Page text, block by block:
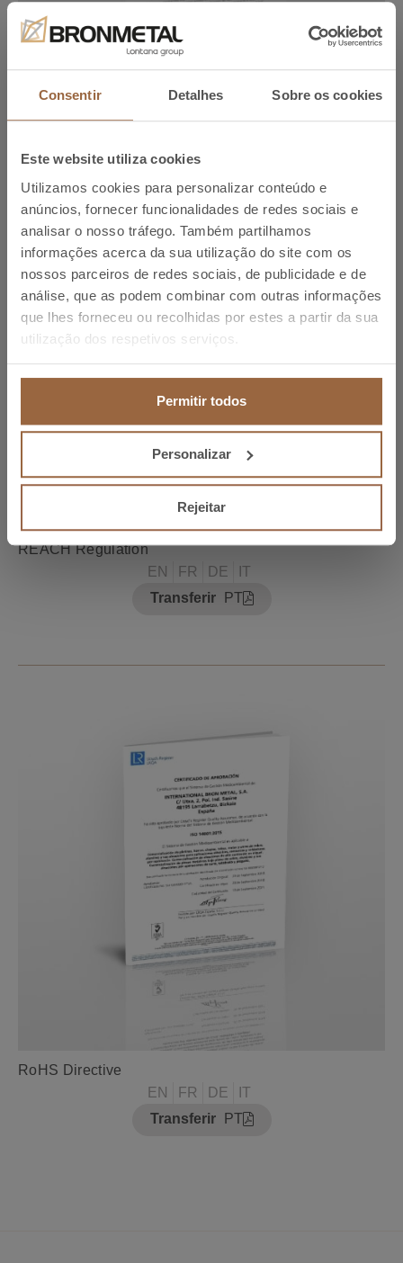
Consentir Detalhes Sobre os cookies
Este website utiliza cookies
Utilizamos cookies para personalizar conteúdo e
anúncios, fornecer funcionalidades de redes sociais e
analisar o nosso tráfego. Também partilhamos
informações acerca da sua utilização do site com os
nossos parceiros de redes sociais, de publicidade e de
análise, que as podem combinar com outras informações
que lhes forneceu ou recolhidas por estes a partir da sua
utilização dos respetivos serviços.
Permitir todos
Personalizar
Rejeitar
Integrated Management System Policy
ES
EN
REACH Regulation
EN
FR DE
IT
Transferir
PT
RoHS Directive
EN
FR DE
IT
Transferir
PT